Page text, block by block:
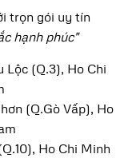
trọn gói uy tín
hạnh phúc"
Lộc (Q.3), Ho Chi
(Q.Gò Vấp), Ho
Ho Chi Minh